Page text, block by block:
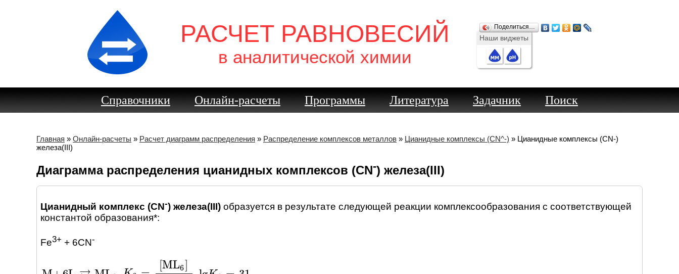
РАСЧЕТ РАВНОВЕСИЙ
в аналитической химии
Поделиться…
Наши виджеты
Справочники Онлайн-расчеты Программы Литература Задачник Поиск
Главная » Онлайн-расчеты » Расчет диаграмм распределения » Распределение комплексов металлов » Цианидные комплексы (CN^-) » Цианидные комплексы (CN-)
железа(III)
Диаграмма распределения цианидных комплексов (CN-) железа(III)
Цианидный комплекс (CN-) железа(III)образуется в результате следующей реакции комплексообразования с соответствующей
константой образования*:
Fe3++ 6CN-
[ML6